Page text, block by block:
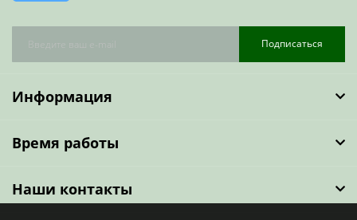
Подписаться
Информация
Время работы
Наши контакты